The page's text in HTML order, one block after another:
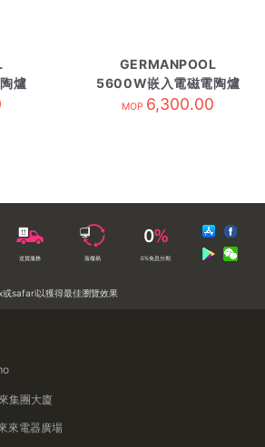
爐
GERMANPOOL
5600W嵌入電磁電陶爐
GIH-DD38B-需訂貨
MOP 6,300.00
送貨服務 落樓易 0%免息分期
safari以獲得最佳瀏覽效果
集團大廈
來電器廣場